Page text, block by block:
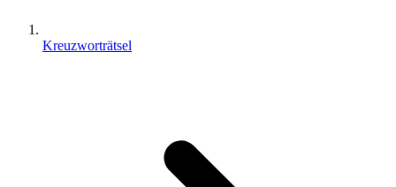
Kreuzworträtsel